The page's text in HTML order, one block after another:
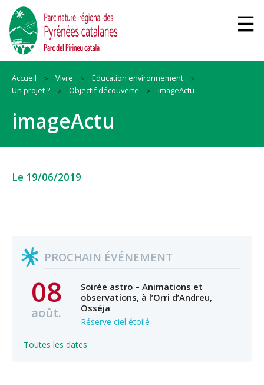
Accueil Vivre
Éducation environnement
Un projet ?
Objectif découverte imageActu
imageActu
Le 19/06/2019
PROCHAIN ÉVÉNEMENT
08
août.
Soirée astro – Animations et
observations, à l’Orri d’Andreu,
Osséja
Réserve ciel étoilé
Toutes les dates